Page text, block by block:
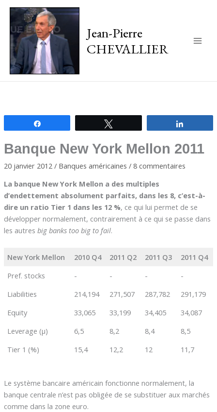
Jean-Pierre
CHEVALLIER
Banque New York Mellon 2011
20 janvier 2012 / Banques américaines / 8 commentaires
La banque New York Mellon a des multiples
d’endettement absolument parfaits, dans les 8, c’est-à-
dire un ratio Tier 1 dans les 12 %, ce qui lui permet de se
développer normalement, contrairement à ce qui se passe dans
les autres big banks too big to fail.
New York Mellon 2010 Q4 2011 Q2 2011 Q3
2011 Q4
Pref. stocks
- - -
-
Liabilities
214,194 271,507 287,782
291,179
Equity
33,065 33,199 34,405
34,087
Leverage (µ)
6,5 8,2 8,4
8,5
Tier 1 (%)
15,4 12,2 12 11,7
Le système bancaire américain fonctionne normalement, la
banque centrale n’est pas obligée de se substituer aux marchés
comme dans la zone euro.